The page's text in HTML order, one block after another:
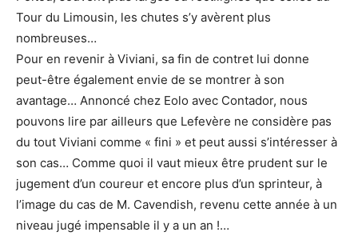
Tour du Limousin, les chutes s’y avèrent plus
nombreuses…
Pour en revenir à Viviani, sa fin de contret lui donne
peut-être également envie de se montrer à son
avantage… Annoncé chez Eolo avec Contador, nous
pouvons lire par ailleurs que Lefevère ne considère pas
du tout Viviani comme « fini » et peut aussi s’intéresser à
son cas… Comme quoi il vaut mieux être prudent sur le
jugement d’un coureur et encore plus d’un sprinteur, à
l’image du cas de M. Cavendish, revenu cette année à un
niveau jugé impensable il y a un an !…